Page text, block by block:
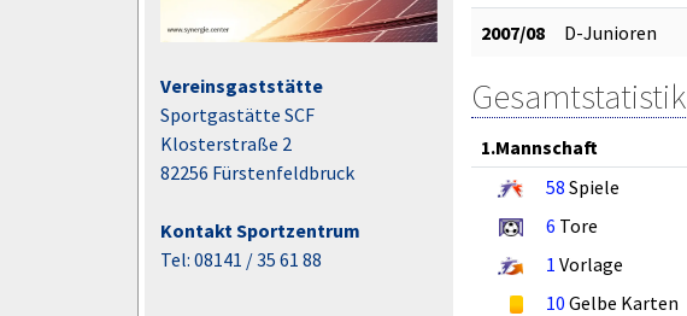
Vereinsgaststätte
Sportgastätte SCF
Klosterstraße 2
82256 Fürstenfeldbruck
Kontakt Sportzentrum
Tel: 08141 / 35 61 88
2007/08 D-Junioren
Gesamtstatistik
1.Mannschaft
58 Spiele
6 Tore
1 Vorlage
10 Gelbe Karten